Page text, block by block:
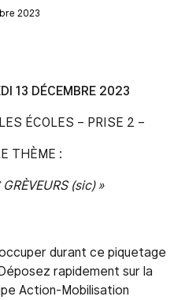
2023
13 DÉCEMBRE 2023
ÉCOLES – PRISE 2 –
THÈME :
(sic) »
durant ce piquetage
rapidement sur la
Action-Mobilisation